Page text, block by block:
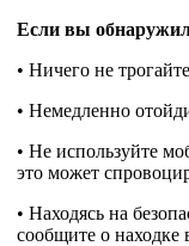
Если вы
• Ничего не
• Немедленно
• Не используйте
это может
• Находясь на
сообщите о находке